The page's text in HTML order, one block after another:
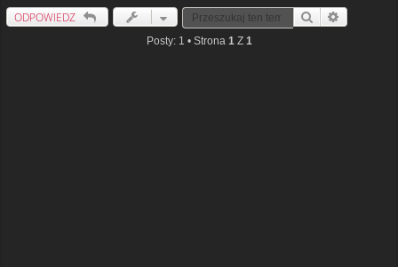
ODPOWIEDZ Szukaj
Posty: 1 • Strona 1 Z 1